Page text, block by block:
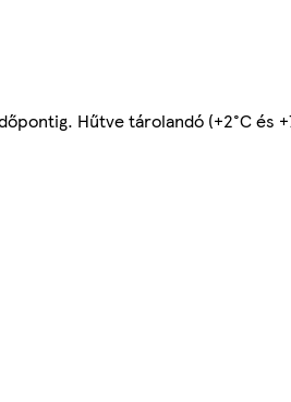
Hűtve tárolandó (+2°C és